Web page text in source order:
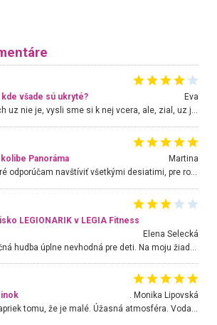
všade sú ukryté?
Eva
Hojdacka v Krpelanoch uz nie je, vysli sme si k nej vcera, ale, zial, uz je znicena. Ak sem planujete cestu len kvoli hojdacke, mozete si ju usetrit. Krasny vyhlad je tu vsak aj bez hojdacky :-)
Panoráma
Martina
Nádherné miesto ktoré odporúčam navštíviť všetkými desiatimi, pre rodiny s deťmi, dôchodcom... Proste a jednoducho ozaj rozprávkový les.. určite ešte prídeme. Odniesli sme si na pamiatku krásne tričká,
LEGIONARIK v LEGIA Fitness
Elena Selecká
. Monika Lipovská
Úžasné prostredie, napriek tomu, že je malé. Úžasná atmosféra. Voda fantastická a nádherná. Ľudí je pomerne veľa, ale su mili a ohľaduplní. Je veľmi zaujímavé sledovať, ako dokážu spolu športovať cudzí ľudia a bez ohľadu na vek. Vládne tu pohoda. Vnuka neviem dostať z vody. Ďakujem za krásny deň . Urcite sa sem vrátim. Jediný problém je s parkovaním, ale aj ten sa mi podarilo vyriešiť. Monika Bratislava